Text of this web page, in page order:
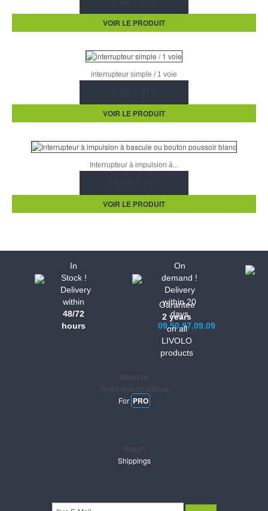
VOIR LE PRODUIT
interrupteur simple / 1 voie
VOIR LE PRODUIT
Interrupteur à impulsion à...
VOIR LE PRODUIT
In
Stock !
Delivery
within
48/72
hours
On
demand !
Delivery
within 20
days
09.50.97.09.09
Garantee
2 years
on all
LIVOLO
products
About us
Terms and conditions
For PRO
Return
Shippings